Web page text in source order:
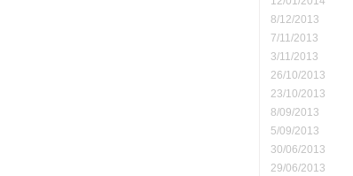
8/12/2013
7/11/2013
3/11/2013
26/10/2013
23/10/2013
8/09/2013
5/09/2013
30/06/2013
29/06/2013